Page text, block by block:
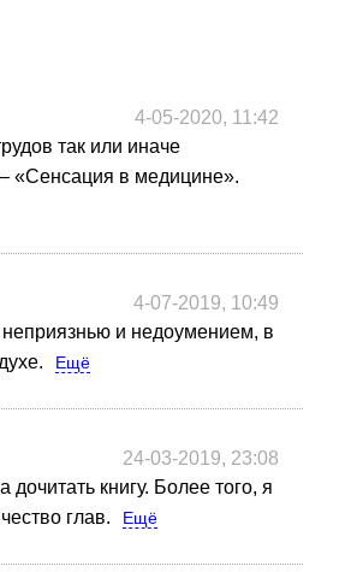
4-05-2020, 11:42
так или иначе
«Сенсация в медицине».
4-07-2019, 10:49
и недоумением, в
Ещё
24-03-2019, 23:08
дочитать книгу. Более того, я
глав.
Ещё